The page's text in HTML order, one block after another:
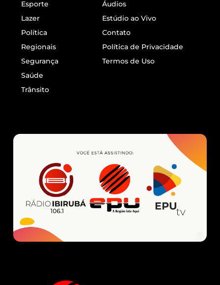
Esporte
Lazer
Política
Regionais
Segurança
Saúde
Trânsito
Áudios
Estúdio ao Vivo
Contato
Política de Privacidade
Termos de Uso